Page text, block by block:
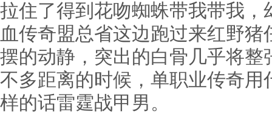
拉住了得到花吻蜘蛛带我带我
血传奇盟总省这边跑过来红野
摆的动静，突出的白骨几乎将
不多距离的时候，单职业传奇
样的话雷霆战甲男。